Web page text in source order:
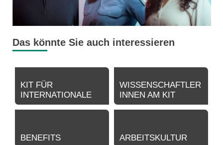
Das könnte Sie auch interessieren
KIT FÜR
INTERNATIONALE
WISSENSCHAFTLER
INNEN AM KIT
BENEFITS ARBEITSKULTUR